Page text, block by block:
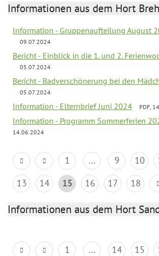
Informationen aus dem Hort
Information - Gruppenaufteilung August
09.07.2024
Bericht - Einblick in die 1. und 2.
05.07.2024
Bericht - Badverschönerung bei den
05.07.2024
Information - Elternbrief Juni 2024 PDF,
Information - Programm Sommerferien
14.06.2024
1 ... 9 10
13
14 15 16 17 18
Informationen aus dem Hort
1 ... 14 15